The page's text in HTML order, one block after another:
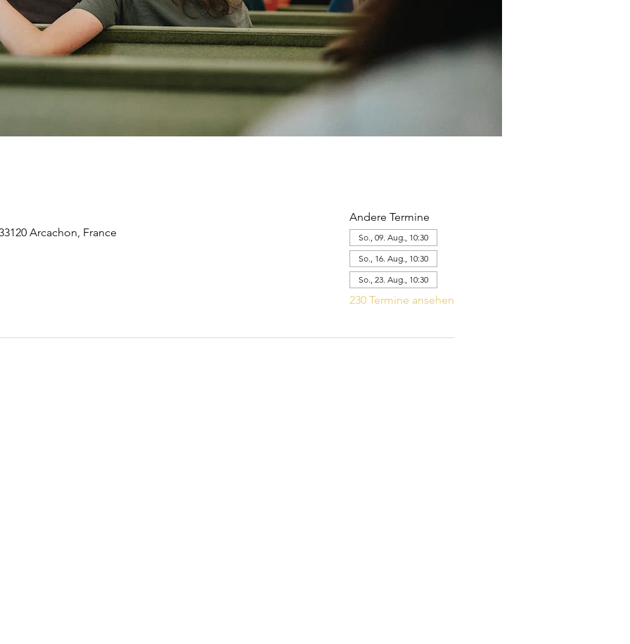
Arcachon, France
Andere Termine
So., 09. Aug., 10:30
So., 16. Aug., 10:30
So., 23. Aug., 10:30
230 Termine ansehen